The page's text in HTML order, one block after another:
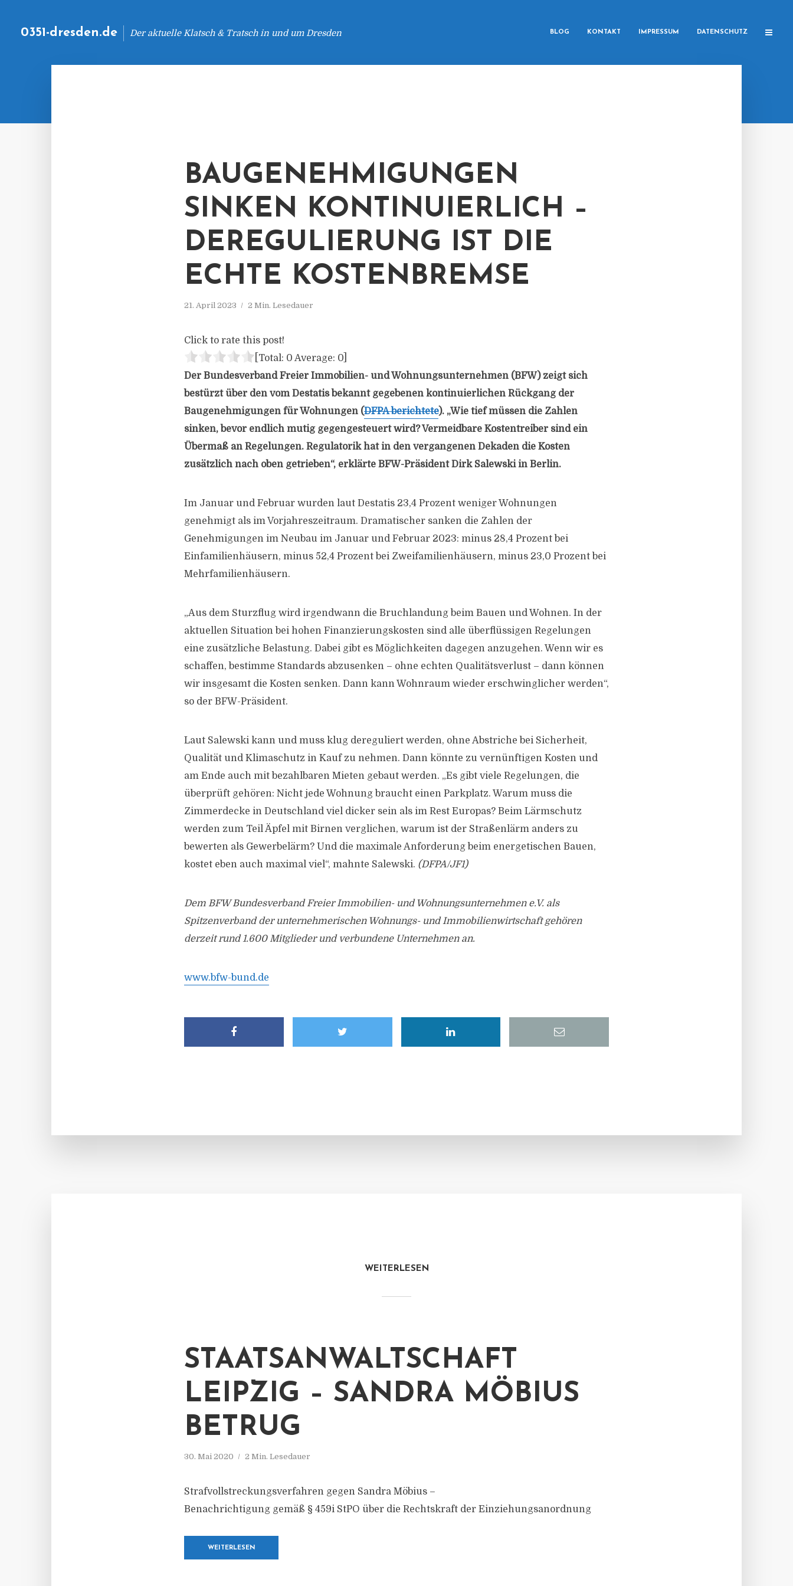
0351-dresden.de Der aktuelle Klatsch & Tratsch in und um Dresden BLOG KONTAKT IMPRESSUM DATENSCHUTZ
BAUGENEHMIGUNGEN
SINKEN KONTINUIERLICH –
DEREGULIERUNG IST DIE
ECHTE KOSTENBREMSE
21. April 2023 2 Min. Lesedauer
Click to rate this post!
[Total: 0 Average: 0
Der Bundesverband Freier Immobilien- und Wohnungsunternehmen (BFW) zeigt sich
bestürzt über den vom Destatis bekannt gegebenen kontinuierlichen Rückgang der
Baugenehmigungen für Wohnungen (DFPA berichtete). „Wie tief müssen die Zahlen
sinken, bevor endlich mutig gegengesteuert wird? Vermeidbare Kostentreiber sind ein
Übermaß an Regelungen. Regulatorik hat in den vergangenen Dekaden die Kosten
zusätzlich nach oben getrieben“, erklärte BFW-Präsident Dirk Salewski in Berlin.
Im Januar und Februar wurden laut Destatis 23,4 Prozent weniger Wohnungen
genehmigt als im Vorjahreszeitraum. Dramatischer sanken die Zahlen der
Genehmigungen im Neubau im Januar und Februar 2023: minus 28,4 Prozent bei
Einfamilienhäusern, minus 52,4 Prozent bei Zweifamilienhäusern, minus 23,0 Prozent bei
Mehrfamilienhäusern.
„Aus dem Sturzflug wird irgendwann die Bruchlandung beim Bauen und Wohnen. In der
aktuellen Situation bei hohen Finanzierungskosten sind alle überflüssigen Regelungen
eine zusätzliche Belastung. Dabei gibt es Möglichkeiten dagegen anzugehen. Wenn wir es
schaffen, bestimme Standards abzusenken – ohne echten Qualitätsverlust – dann können
wir insgesamt die Kosten senken. Dann kann Wohnraum wieder erschwinglicher werden“,
so der BFW-Präsident.
Laut Salewski kann und muss klug dereguliert werden, ohne Abstriche bei Sicherheit,
Qualität und Klimaschutz in Kauf zu nehmen. Dann könnte zu vernünftigen Kosten und
am Ende auch mit bezahlbaren Mieten gebaut werden. „Es gibt viele Regelungen, die
überprüft gehören: Nicht jede Wohnung braucht einen Parkplatz. Warum muss die
Zimmerdecke in Deutschland viel dicker sein als im Rest Europas? Beim Lärmschutz
werden zum Teil Äpfel mit Birnen verglichen, warum ist der Straßenlärm anders zu
bewerten als Gewerbelärm? Und die maximale Anforderung beim energetischen Bauen,
kostet eben auch maximal viel“, mahnte Salewski. (DFPA/JF1)
Dem BFW Bundesverband Freier Immobilien- und Wohnungsunternehmen e.V. als
Spitzenverband der unternehmerischen Wohnungs- und Immobilienwirtschaft gehören
derzeit rund 1.600 Mitglieder und verbundene Unternehmen an.
www.bfw-bund.de
WEITERLESEN
STAATSANWALTSCHAFT
LEIPZIG – SANDRA MÖBIUS
BETRUG
30. Mai 2020 2 Min. Lesedauer
Strafvollstreckungsverfahren gegen Sandra Möbius –
Benachrichtigung gemäß § 459i StPO über die Rechtskraft der Einziehungsanordnung
WEITERLESEN